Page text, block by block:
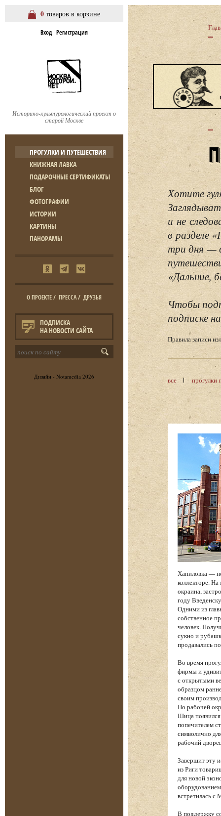
0 товаров в корзине
Вход Регистрация
Историко-культурологический проект о
старой Москве
ПРОГУЛКИ И ПУТЕШЕСТВИЯ
КНИЖНАЯ ЛАВКА
ПОДАРОЧНЫЕ СЕРТИФИКАТЫ
БЛОГ
ФОТОГРАФИИ
ИСТОРИИ
КАРТИНЫ
ПАНОРАМЫ
О ПРОЕКТЕ/ ПРЕССА/ ДРУЗЬЯ
ПОДПИСКА
НА НОВОСТИ САЙТА
Дизайн - Notamedia 2026
Хотите
и не
в разделе
три дня —
«Дальние,
Чтобы
подписке
Правила записи
все прогулки
Хапиловка —
коллекторе.
окраина,
году
Одними из
собственное
человек.
сукно и
продавались
Во время
фирмы и
с открытыми
образцом
своим
Но рабочей
Шица
попечителем
символично
рабочий
Завершит эту
из Риги
для новой
встретилась с
В поддержку